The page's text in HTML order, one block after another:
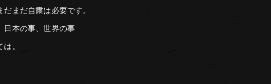
まだ自粛は必要です。
日本の事、世界の事
。